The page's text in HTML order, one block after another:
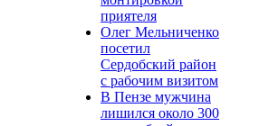
приятеля
Олег Мельниченко
посетил
Сердобский район
с рабочим визитом
В Пензе мужчина
лишился около 300